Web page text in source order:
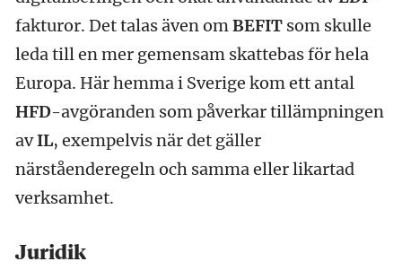
fakturor. Det talas även omBEFIT som skulle
leda till en mer gemensam skattebas för hela
Europa. Här hemma i Sverige kom ett antal
HFD-avgöranden som påverkar tillämpningen
avIL, exempelvis när det gäller
närståenderegeln och samma eller likartad
verksamhet.
Juridik